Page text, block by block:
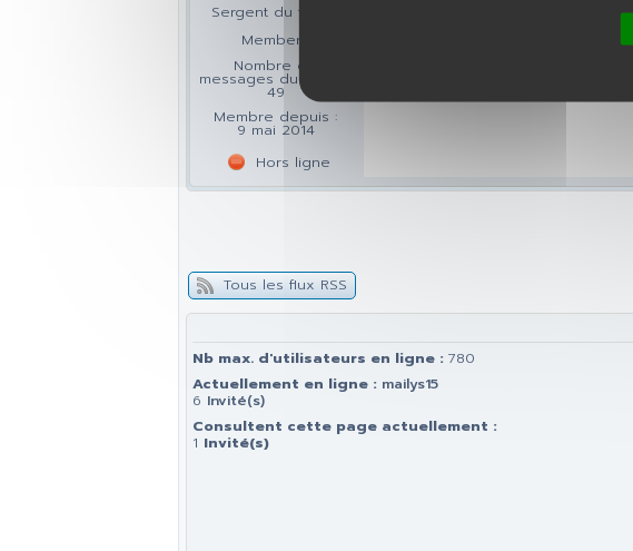
Sergent du forum
Members
Nombre de
messages du forum :
49
Membre depuis :
9 mai 2014
Hors ligne
Tous les flux RSS
Nb max. d'utilisateurs en ligne : 780
Actuellement en ligne : mailys15
6 Invité(s)
Consultent cette page actuellement :
1 Invité(s)